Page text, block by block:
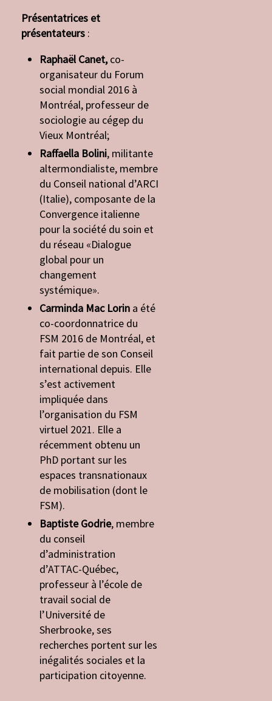
Présentatrices et
présentateurs :
Raphaël Canet,co-
organisateur du Forum
social mondial 2016 à
Montréal, professeur de
sociologie au cégep du
Vieux Montréal;
Raffaella Bolini, militante
altermondialiste, membre
du Conseil national d’ARCI
(Italie), composante de la
Convergence italienne
pour la société du soin et
du réseau «Dialogue
global pour un
changement
systémique».
Carminda Mac Lorin a été
co-coordonnatrice du
FSM 2016 de Montréal, et
fait partie de son Conseil
international depuis. Elle
s’est activement
impliquée dans
l’organisation du FSM
virtuel 2021. Elle a
récemment obtenu un
PhD portant sur les
espaces transnationaux
de mobilisation (dont le
FSM).
Baptiste Godrie, membre
du conseil
d’administration
d’ATTAC-Québec,
professeur à l’école de
travail social de
l’Université de
Sherbrooke, ses
recherches portent sur les
inégalités sociales et la
participation citoyenne.